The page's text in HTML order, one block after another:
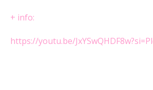
+ info:
https://youtu.be/